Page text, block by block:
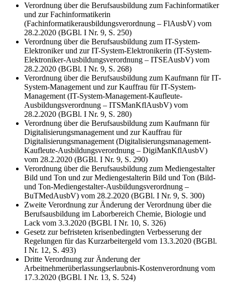
Verordnung über die Berufsausbildung zum Fachinformatiker
und zur Fachinformatikerin
(Fachinformatikerausbildungsverordnung – FlAusbV) vom
28.2.2020 (BGBl. I Nr. 9, S. 250)
Verordnung über die Berufsausbildung zum IT-System-
Elektroniker und zur IT-System-Elektronikerin (IT-System-
Elektroniker-Ausbildungsverordnung – ITSEAusbV) vom
28.2.2020 (BGBl. I Nr. 9, S. 268)
Verordnung über die Berufsausbildung zum Kaufmann für IT-
System-Management und zur Kauffrau für IT-System-
Management (IT-System-Management-Kaufleute-
Ausbildungsverordnung – ITSManKflAusbV) vom
28.2.2020 (BGBl. I Nr. 9, S. 280)
Verordnung über die Berufsausbildung zum Kaufmann für
Digitalisierungsmanagement und zur Kauffrau für
Digitalisierungsmanagement (Digitalisierungsmanagement-
Kaufleute-Ausbildungsverordnung – DigiManKflAusbV)
vom 28.2.2020 (BGBl. I Nr. 9, S. 290)
Verordnung über die Berufsausbildung zum Mediengestalter
Bild und Ton und zur Mediengestalterin Bild und Ton (Bild-
und Ton-Mediengestalter-Ausbildungsverordnung –
BuTMedAusbV) vom 28.2.2020 (BGBl. I Nr. 9, S. 300)
Zweite Verordnung zur Änderung der Verordnung über die
Berufsausbildung im Laborbereich Chemie, Biologie und
Lack vom 3.3.2020 (BGBl. I Nr. 10, S. 326)
Gesetz zur befristeten krisenbedingten Verbesserung der
Regelungen für das Kurzarbeitergeld vom 13.3.2020 (BGBl.
I Nr. 12, S. 493)
Dritte Verordnung zur Änderung der
Arbeitnehmerüberlassungserlaubnis-Kostenverordnung vom
17.3.2020 (BGBl. I Nr. 13, S. 524)